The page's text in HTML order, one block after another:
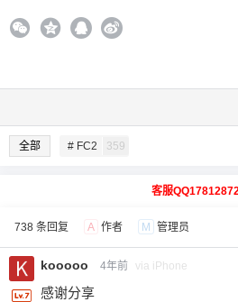
全部 # FC2 359
客服
738 条回复 A 作者 M 管理员
kooooo 4年前 via iPhone
感谢分享